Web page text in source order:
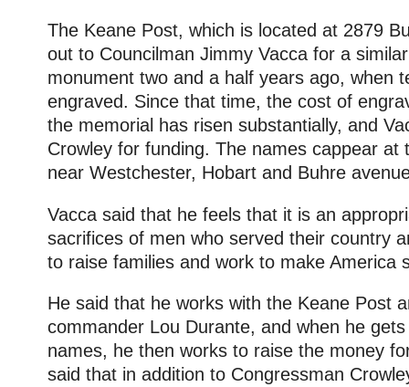
The Keane Post, which is located at 2879
out to Councilman Jimmy Vacca for a
monument two and a half years ago, when
engraved. Since that time, the cost of
the memorial has risen substantially, and
Crowley for funding. The names cappear at
near Westchester, Hobart and Buhre
Vacca said that he feels that it is an
sacrifices of men who served their country
to raise families and work to make America
He said that he works with the Keane Post
commander Lou Durante, and when he
names, he then works to raise the money
said that in addition to Congressman